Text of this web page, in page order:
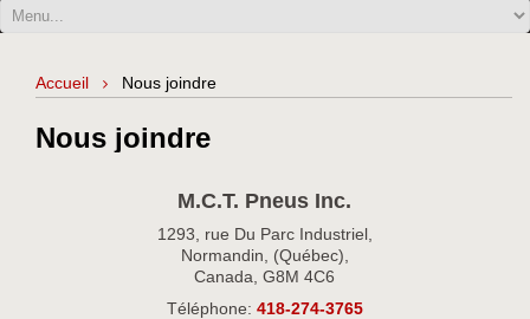
Accueil Nous joindre
Nous joindre
M.C.T. Pneus Inc.
1293, rue Du Parc Industriel,
Normandin, (Québec),
Canada, G8M 4C6
Téléphone: 418-274-3765